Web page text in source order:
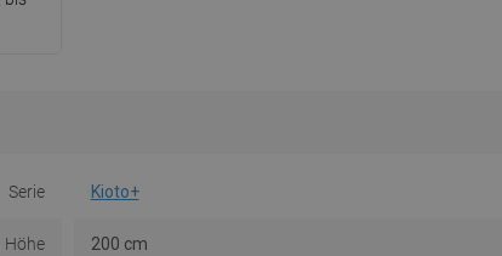
Serie Kioto+
Höhe 200 cm